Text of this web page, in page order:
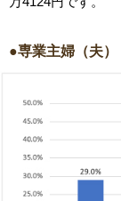
●専業主婦（夫）